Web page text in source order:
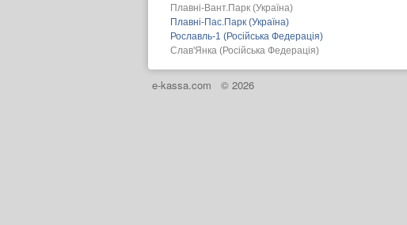
Плавні-Вант.Парк (Україна)
Плавні-Пас.Парк (Україна)
Рославль-1 (Російська Федерація)
Слав'Янка (Російська Федерація)
e-kassa.com © 2026